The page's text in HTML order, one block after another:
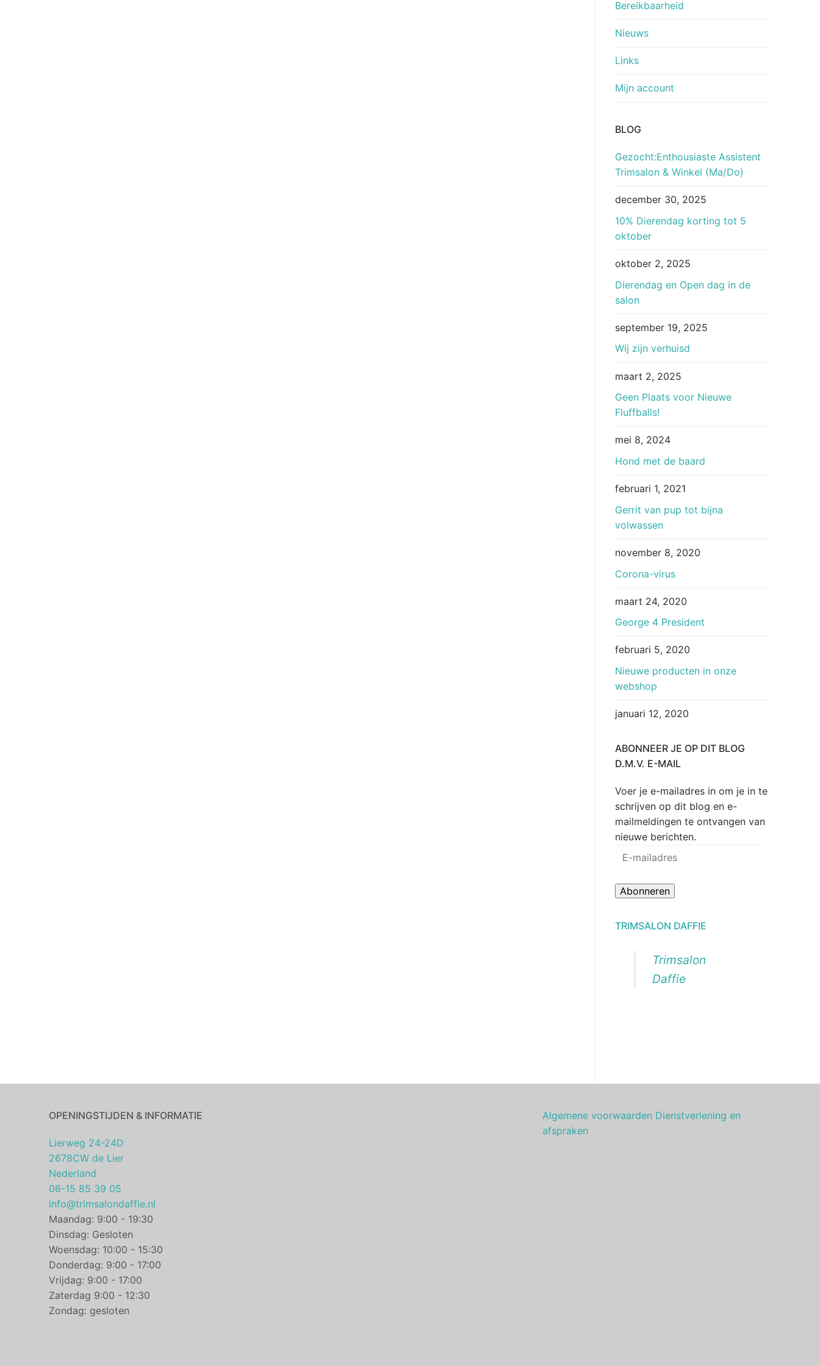
Bereikbaarheid
Nieuws
Links
Mijn account
BLOG
Gezocht:Enthousiaste Assistent
Trimsalon & Winkel (Ma/Do)
december 30, 2025
10% Dierendag korting tot 5
oktober
oktober 2, 2025
Dierendag en Open dag in de
salon
september 19, 2025
Wij zijn verhuisd
maart 2, 2025
Geen Plaats voor Nieuwe
Fluffballs!
mei 8, 2024
Hond met de baard
februari 1, 2021
Gerrit van pup tot bijna
volwassen
november 8, 2020
Corona-virus
maart 24, 2020
George 4 President
februari 5, 2020
Nieuwe producten in onze
webshop
januari 12, 2020
ABONNEER JE OP DIT BLOG
D.M.V. E-MAIL
Voer je e-mailadres in om je in te
schrijven op dit blog en e-
mailmeldingen te ontvangen van
nieuwe berichten.
E-
Abonneren
TRIMSALON DAFFIE
Trimsalon
Daffie
OPENINGSTIJDEN & INFORMATIE
Lierweg 24-24D
2678CW de Lier
Nederland
06-15 85 39 05
info@trimsalondaffie.nl
Maandag: 9:00 - 19:30
Dinsdag: Gesloten
Woensdag: 10:00 - 15:30
Donderdag: 9:00 - 17:00
Vrijdag: 9:00 - 17:00
Zaterdag 9:00 - 12:30
Zondag: gesloten
Algemene voorwaarden Dienstverlening en
afspraken